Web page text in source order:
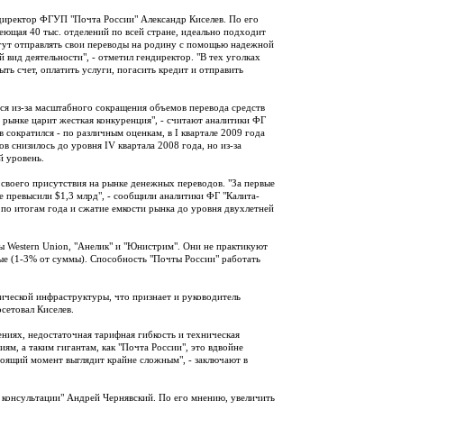
ФГУП "Почта России" Александр Киселев. По его
40 тыс. отделений по всей стране, идеально подходит
отправлять свои переводы на родину с помощью надежной
деятельности", - отметил гендиректор. "В тех уголках
счет, оплатить услуги, погасить кредит и отправить
из-за масштабного сокращения объемов перевода средств
царит жесткая конкуренция", - считают аналитики ФГ
- по различным оценкам, в I квартале 2009 года
снизилось до уровня IV квартала 2008 года, но из-за
уровень.
присутствия на рынке денежных переводов. "За первые
превысили $1,3 млрд", - сообщили аналитики ФГ "Калита-
года и сжатие емкости рынка до уровня двухлетней
Western Union, "Анелик" и "Юнистрим". Они не практикуют
(1-3% от суммы). Способность "Почты России" работать
инфраструктуры, что признает и руководитель
Киселев.
недостаточная тарифная гибкость и техническая
а таким гигантам, как "Почта России", это вдвойне
момент выглядит крайне сложным", - заключают в
Андрей Чернявский. По его мнению, увеличить